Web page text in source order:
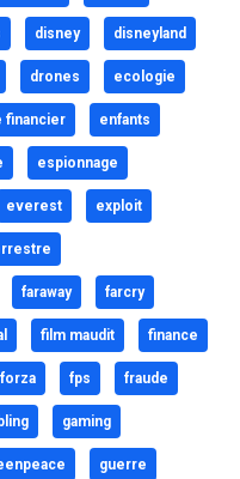
disney disneyland
drones ecologie
financier enfants
espionnage
everest exploit
faraway farcry
film maudit finance
forza fps fraude
gaming
guerre